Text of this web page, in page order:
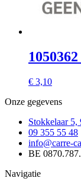
€ 3,10
Onze gegevens
Stokkelaar 5,
09 355 55 48
info@carre-
BE
Navigatie